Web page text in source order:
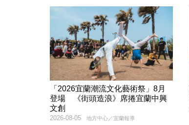
「2026宜蘭潮流文化藝術祭」8月
登場 《街頭造浪》席捲宜蘭中興
文創
地方中心／宜蘭報導
2026-08-05